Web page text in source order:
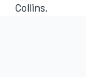
Collins.